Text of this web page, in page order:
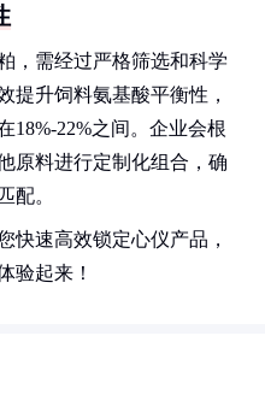
，需经过严格筛选和科学
提升饲料氨基酸平衡性，
18%-22%之间。企业会根
原料进行定制化组合，确
配。
快速高效锁定心仪产品，
验起来！